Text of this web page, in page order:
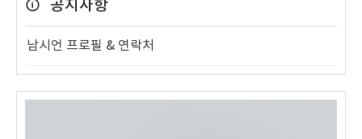
공지사항
남시언 프로필 & 연락처